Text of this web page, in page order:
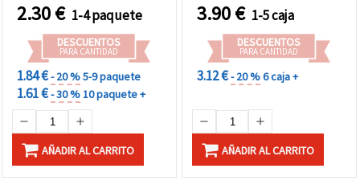
2.30€ 1-4 paquete
DESCUENTOS
PARA CANTIDAD
1.84 €- 20 %5-9 paquete
1.61 €- 30 %10 paquete +
AÑADIR AL CARRITO
3.90€ 1-5 caja
DESCUENTOS
PARA CANTIDAD
3.12 €- 20 %6 caja +
AÑADIR AL CARRITO